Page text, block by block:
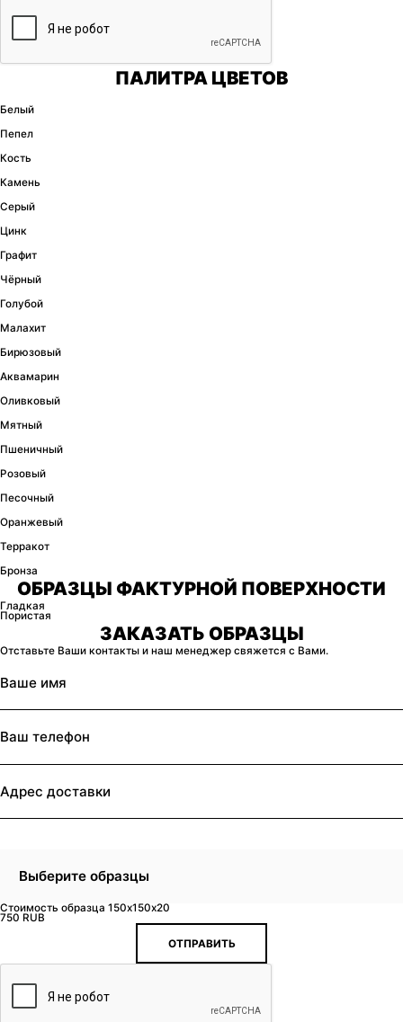
ПАЛИТРА ЦВЕТОВ
Белый
Пепел
Кость
Камень
Серый
Цинк
Графит
Чёрный
Голубой
Малахит
Бирюзовый
Аквамарин
Оливковый
Мятный
Пшеничный
Розовый
Песочный
Оранжевый
Терракот
Бронза
ОБРАЗЦЫ ФАКТУРНОЙ ПОВЕРХНОСТИ
Гладкая
Пористая
ЗАКАЗАТЬ ОБРАЗЦЫ
Отставьте Ваши контакты и наш менеджер свяжется с Вами.
Выберите образцы
Стоимость образца 150x150x20
750 RUB
ОТПРАВИТЬ